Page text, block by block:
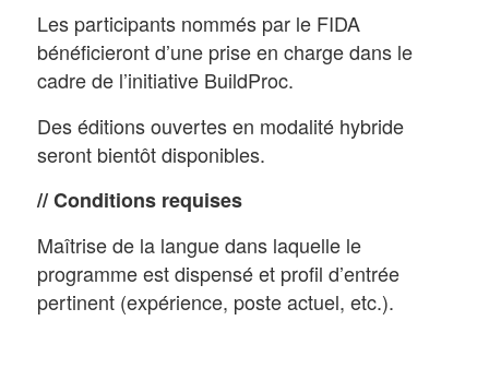
Les participants nommés par le FIDA
bénéficieront d’une prise en charge dans le
cadre de l’initiative BuildProc.
Des éditions ouvertes en modalité hybride
seront bientôt disponibles.
// Conditions requises
Maîtrise de la langue dans laquelle le
programme est dispensé et profil d’entrée
pertinent (expérience, poste actuel, etc.).